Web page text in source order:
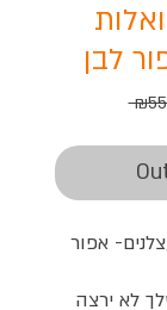
לבן
אפור
לא ירצה